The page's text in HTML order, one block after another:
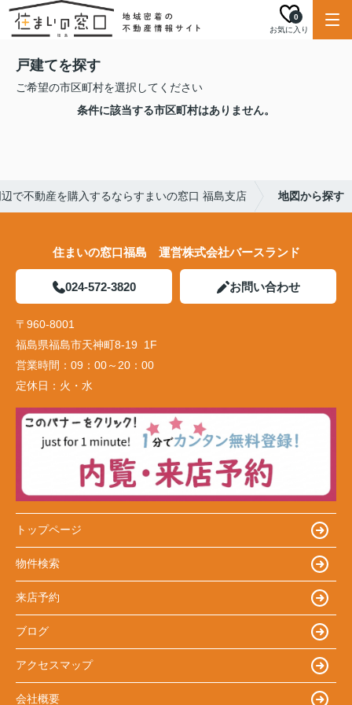
お気に入り
0
戸建てを探す
ご希望の市区町村を選択してください
条件に該当する市区町村はありません。
で不動産を購入するならすまいの窓口 福島支店 地図から探す
住まいの窓口福島 運営株式会社バースランド
024-572-3820 お問い合わせ
〒960-8001
福島県福島市天神町8-19 1F
営業時間： 09：00～20：00
定休日： 火・水
トップページ
物件検索
来店予約
ブログ
アクセスマップ
会社概要